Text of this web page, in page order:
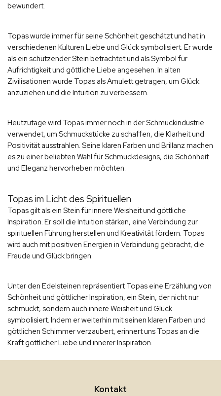
bewundert.
Topas wurde immer für seine Schönheit geschätzt und hat in
verschiedenen Kulturen Liebe und Glück symbolisiert. Er wurde
als ein schützender Stein betrachtet und als Symbol für
Aufrichtigkeit und göttliche Liebe angesehen. In alten
Zivilisationen wurde Topas als Amulett getragen, um Glück
anzuziehen und die Intuition zu verbessern.
Heutzutage wird Topas immer noch in der Schmuckindustrie
verwendet, um Schmuckstücke zu schaffen, die Klarheit und
Positivität ausstrahlen. Seine klaren Farben und Brillanz machen
es zu einer beliebten Wahl für Schmuckdesigns, die Schönheit
und Eleganz hervorheben möchten.
Topas im Licht des Spirituellen
Topas gilt als ein Stein für innere Weisheit und göttliche
Inspiration. Er soll die Intuition stärken, eine Verbindung zur
spirituellen Führung herstellen und Kreativität fördern. Topas
wird auch mit positiven Energien in Verbindung gebracht, die
Freude und Glück bringen.
Unter den Edelsteinen repräsentiert Topas eine Erzählung von
Schönheit und göttlicher Inspiration, ein Stein, der nicht nur
schmückt, sondern auch innere Weisheit und Glück
symbolisiert. Indem er weiterhin mit seinen klaren Farben und
göttlichen Schimmer verzaubert, erinnert uns Topas an die
Kraft göttlicher Liebe und innerer Inspiration.
Kontakt